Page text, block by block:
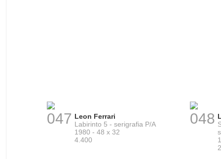
047 Leon Ferrari
Labirinto 5 - serigrafia P/A
1980 - 48 x 32
4.400
048